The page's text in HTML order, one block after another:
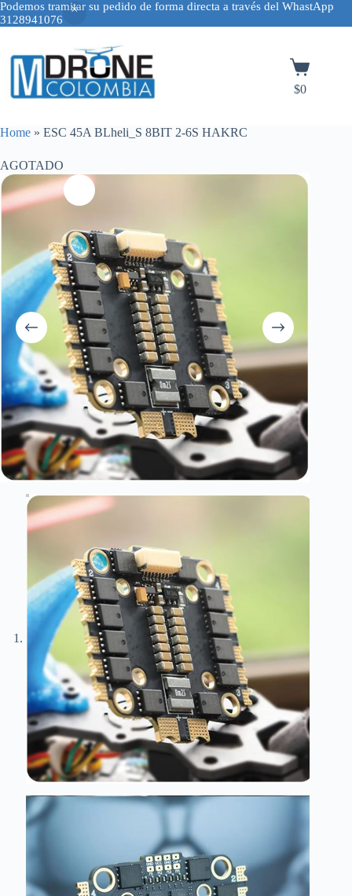
Podemos tramitar su pedido de forma directa a través del WhastApp
3128941076
contenido
Carro
de
compra
$0
Home » ESC 45A BLheli_S 8BIT 2-6S HAKRC
AGOTADO